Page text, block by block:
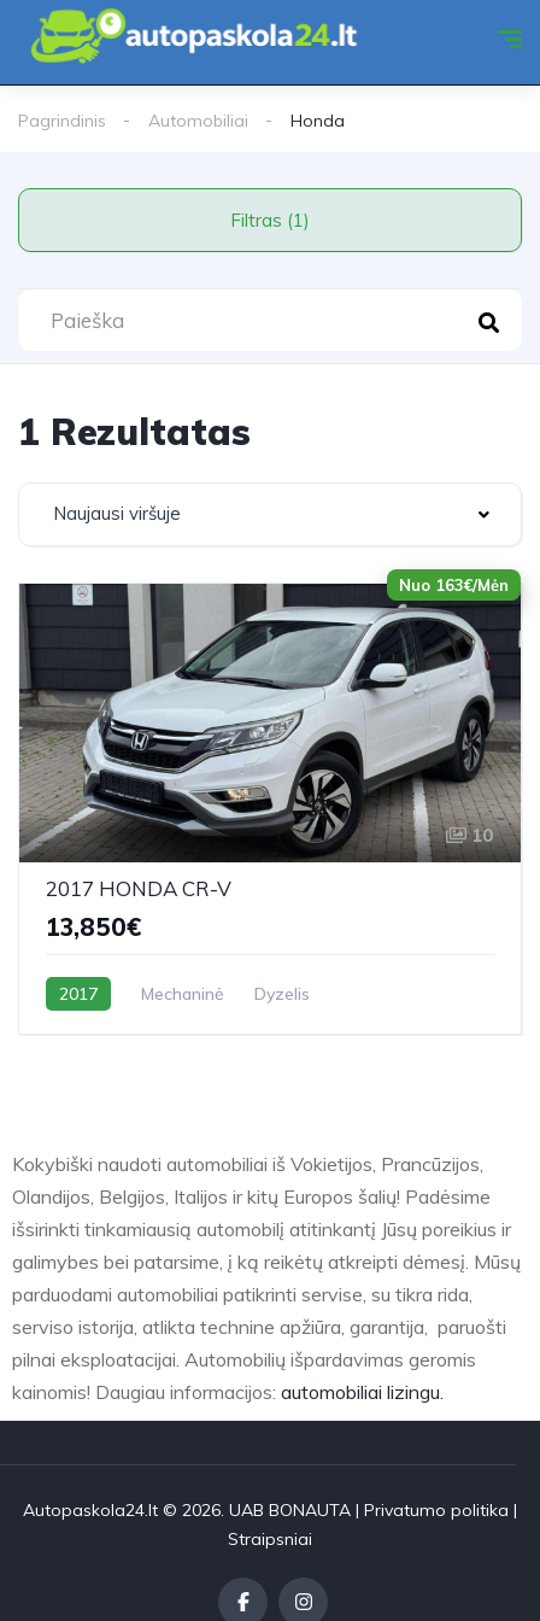
Pagrindinis Automobiliai Honda
Filtras (1)
1 Rezultatas
Naujausi viršuje
Nuo 163€/Mėn
10
2017 HONDA CR-V
13,850€
2017 Mechaninė Dyzelis
Kokybiški naudoti automobiliai iš Vokietijos, Prancūzijos,
Olandijos, Belgijos, Italijos ir kitų Europos šalių! Padėsime
išsirinkti tinkamiausią automobilį atitinkantį Jūsų poreikius ir
galimybes bei patarsime, į ką reikėtų atkreipti dėmesį. Mūsų
parduodami automobiliai patikrinti servise, su tikra rida,
serviso istorija, atlikta technine apžiūra, garantija, paruošti
pilnai eksploatacijai. Automobilių išpardavimas geromis
kainomis! Daugiau informacijos: automobiliai lizingu.
Autopaskola24.lt © 2026. UAB BONAUTA | Privatumo politika |
Straipsniai